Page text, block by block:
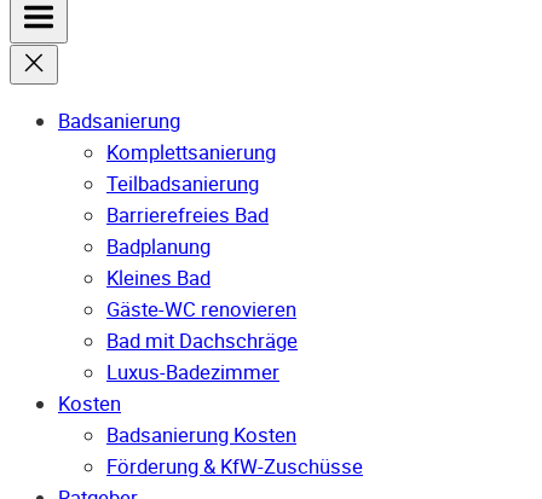
Badsanierung
Komplettsanierung
Teilbadsanierung
Barrierefreies Bad
Badplanung
Kleines Bad
Gäste-WC renovieren
Bad mit Dachschräge
Luxus-Badezimmer
Kosten
Badsanierung Kosten
Förderung & KfW-Zuschüsse